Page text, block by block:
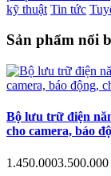
kỹ thuật Tin tức
Sản phẩm nổi
Bộ lưu trữ điện
cho camera, báo
1.450.0003.500.000